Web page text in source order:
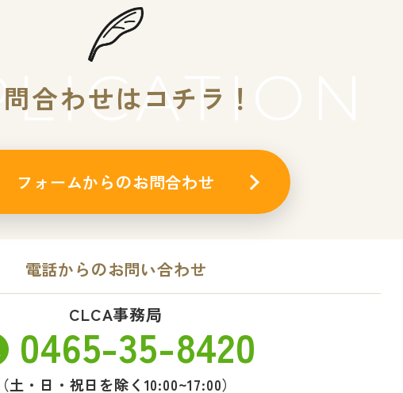
合わせはコチラ！
フォームからのお問合わせ
電話からのお問い合わせ
CLCA事務局
0465-35-8420
（土・日・祝日を除く10:00~17:00）